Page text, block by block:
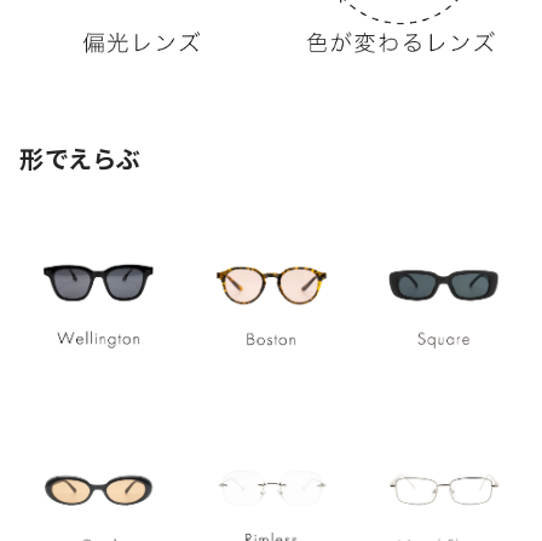
形でえらぶ